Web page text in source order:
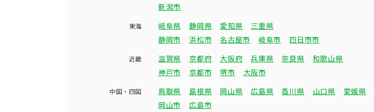
新潟市
東海 岐阜県 静岡県 愛知県
三重県
静岡市
浜松市 名古屋市 岐阜市 四日市市
近畿 滋賀県 京都府 大阪府 兵庫県 奈良県
和歌山県
神戸市
京都市 堺市 大阪市
中国・四国 鳥取県 島根県 岡山県 広島県 香川県 山口県 愛媛県
岡山市
広島市